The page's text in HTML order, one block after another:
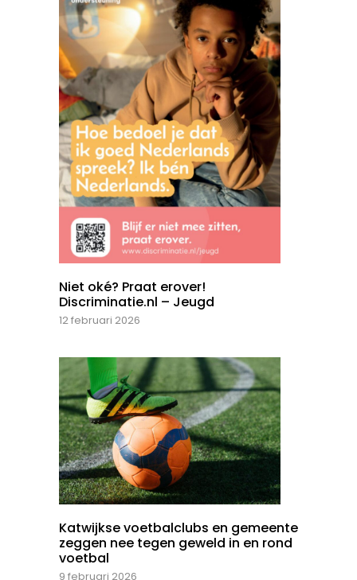
Niet oké? Praat erover!
Discriminatie.nl – Jeugd
12 februari 2026
Katwijkse voetbalclubs en gemeente
zeggen nee tegen geweld in en rond
voetbal
9 februari 2026